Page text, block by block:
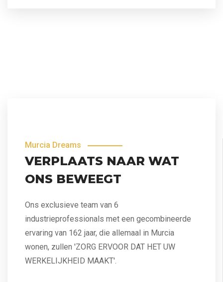
Murcia Dreams
VERPLAATS NAAR WAT
ONS BEWEEGT
Ons exclusieve team van 6
industrieprofessionals met een gecombineerde
ervaring van 162 jaar, die allemaal in Murcia
wonen, zullen 'ZORG ERVOOR DAT HET UW
WERKELIJKHEID MAAKT'.